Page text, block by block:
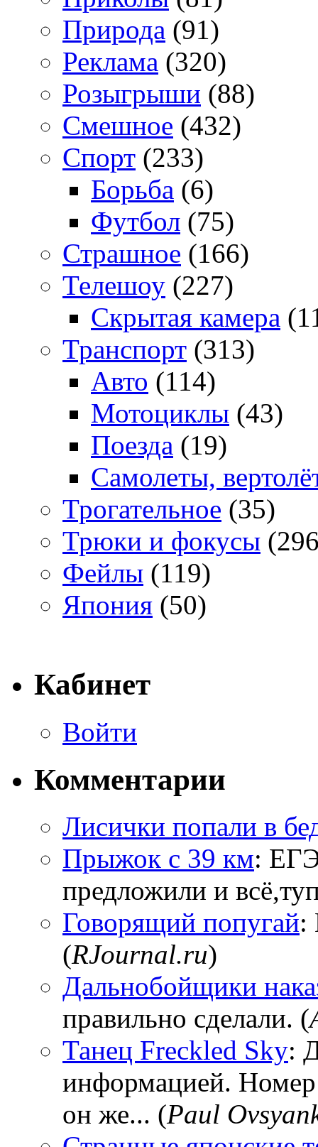
Природа (91)
Реклама (320)
Розыгрыши (88)
Смешное (432)
Спорт (233)
Борьба (6)
Футбол (75)
Страшное (166)
Телешоу (227)
Скрытая камера
Транспорт (313)
Авто (114)
Мотоциклы (43)
Поезда (19)
Самолеты,
Трогательное (35)
Трюки и фокусы
Фейлы (119)
Япония (50)
Кабинет
Войти
Комментарии
Лисички попали в
Прыжок с 39 км:
предложили и
Говорящий попугай:
(RJournal.ru)
Дальнобойщики
правильно сделали. (
Танец Freckled Sky:
информацией.
он же... (Paul